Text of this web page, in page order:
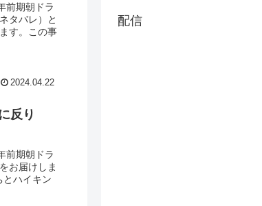
前期朝ドラ
タバレ）と
す。この事
2024.04.22
反り
前期朝ドラ
お届けしま
とハイキン
配信